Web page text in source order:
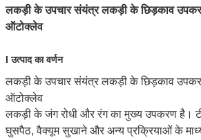
लकड़ी के उपचार संयंत्र लकड़ी के छिड़काव
ऑटोक्लेव
I उत्पाद का वर्णन
लकड़ी के उपचार संयंत्र लकड़ी के छिड़काव
ऑटोक्लेव
लकड़ी के जंग रोधी और रंग का मुख्य उपकरण है।
घुसपैठ, वैक्यूम सुखाने और अन्य प्रक्रियाओं के